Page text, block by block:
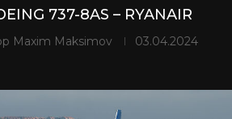
737-8AS – RYANAIR
Maxim Maksimov 03.04.2024